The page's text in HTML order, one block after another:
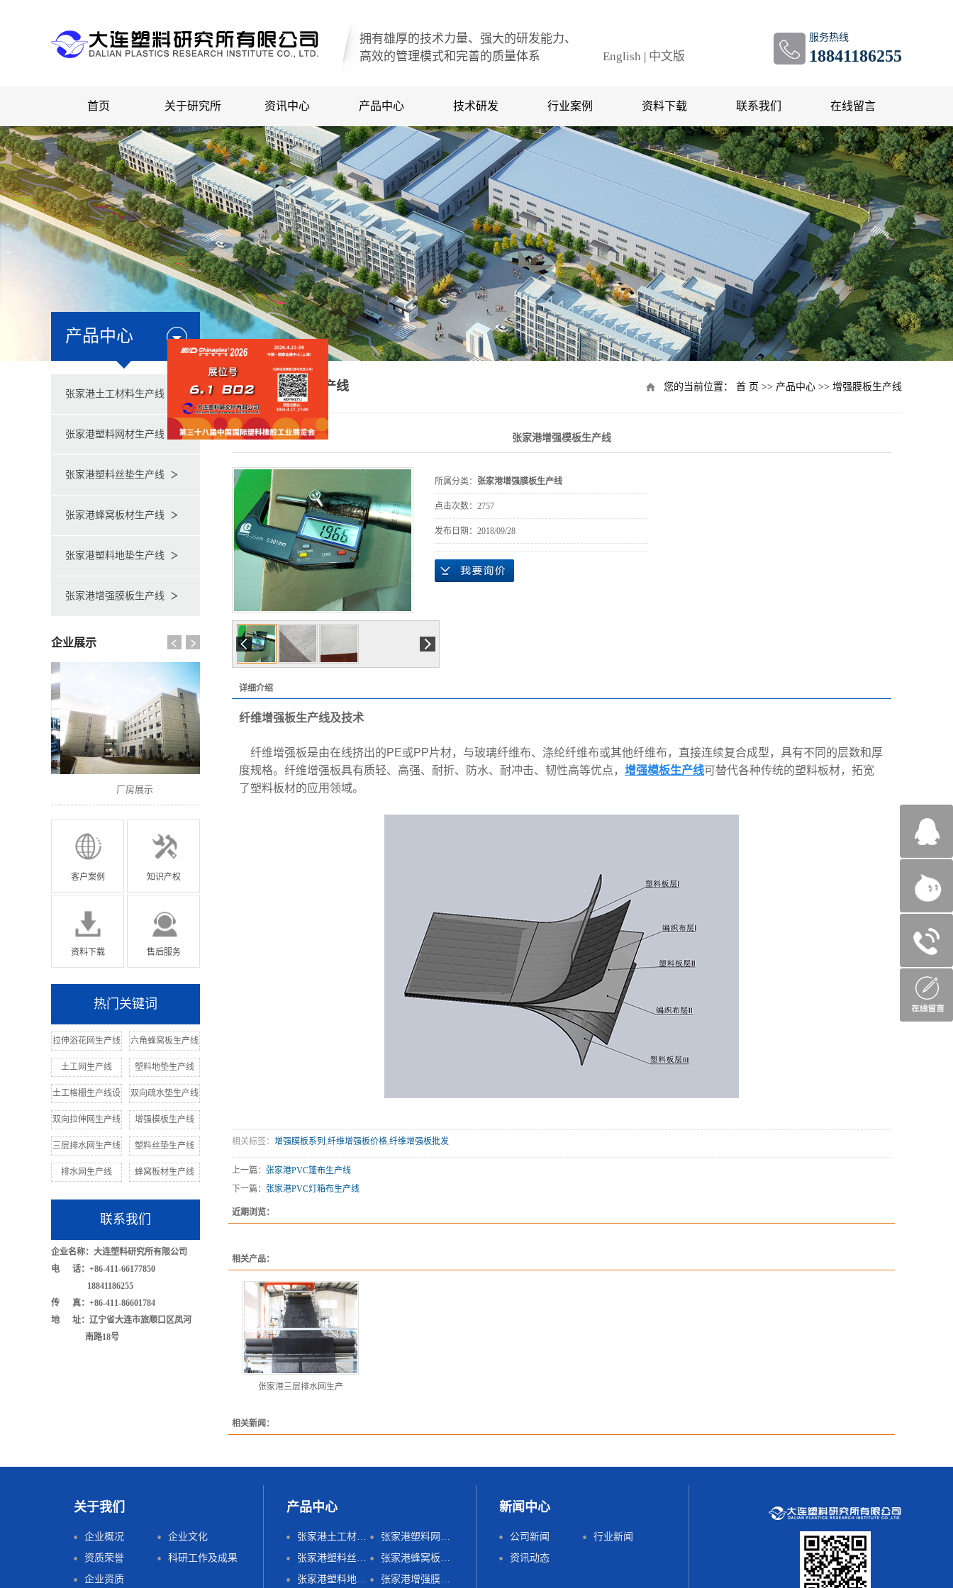
拥有雄厚的技术力量、强大的研发能力、
高效的管理模式和完善的质量体系 English | 中文版
服务热线
18841186255
首页 关于研究所 资讯中心 产品中心 技术研发 行业案例 资料下载 联系我们 在线留言
产品中心
张家港土工材料生产线
张家港塑料网材生产线
张家港塑料丝垫生产线
张家港蜂窝板材生产线
张家港塑料地垫生产线
张家港增强膜板生产线
企业展示
厂房展示 厂房展示
客户案例 知识产权
资料下载 售后服务
热门关键词
拉伸浴花网生产线 六角蜂窝板生产线
土工网生产线 塑料地垫生产线
土工格栅生产线设 双向疏水垫生产线
双向拉伸网生产线 增强模板生产线
三层排水网生产线 塑料丝垫生产线
排水网生产线 蜂窝板材生产线
联系我们
企业名称：大连塑料研究所有限公司
电 话：+86-411-66177850
18841186255
传 真：+86-411-86601784
地 址：辽宁省大连市旅顺口区凤河
南路18号
张家港增强模板生产线 您的当前位置： 首 页 >> 产品中心 >> 增强膜板生产线
张家港增强模板生产线
所属分类： 张家港增强膜板生产线
点击次数： 2757
发布日期： 2018/09/28
详细介绍
纤维增强板生产线及技术
纤维增强板是由在线挤出的PE或PP片材，与玻璃纤维布、涤纶纤维布或其他纤维布，直接连续复合成型，具有不同的层数和厚
度规格。纤维增强板具有质轻、高强、耐折、防水、耐冲击、韧性高等优点， 增强模板生产线可替代各种传统的塑料板材，拓宽
了塑料板材的应用领域。
相关标签： 增强膜板系列 ,纤维增强板价格,纤维增强板批发
上一篇： 张家港PVC篷布生产线
下一篇： 张家港PVC灯箱布生产线
近期浏览：
相关产品：
张家港三层排水网生产
相关新闻：
关于我们
企业概况
企业文化
资质荣誉
科研工作及成果
企业资质
产品中心
张家港土工材料生产线
张家港塑料网材生产线
张家港塑料丝垫生产线
张家港蜂窝板材生产线
张家港塑料地垫生产线
张家港增强膜板生产线
新闻中心
公司新闻
行业新闻
资讯动态